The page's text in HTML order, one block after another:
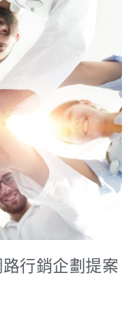
行銷企劃提案